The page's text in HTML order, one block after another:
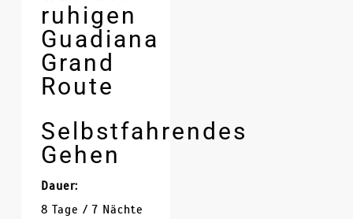
ruhigen
Guadiana
Grand
Route
Selbstfahrendes
Gehen
Dauer:
8 Tage / 7 Nächte